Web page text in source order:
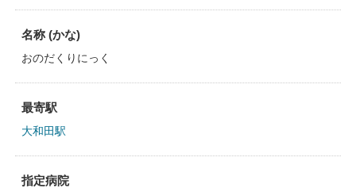
名称 (かな)
おのだくりにっく
最寄駅
大和田駅
指定病院